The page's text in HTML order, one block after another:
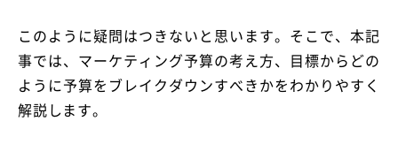
このように疑問はつきないと思います。そこで、本記
事では、マーケティング予算の考え方、目標からどの
ように予算をブレイクダウンすべきかをわかりやすく
解説します。